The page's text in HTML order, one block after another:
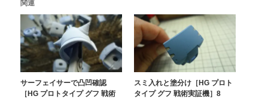
関連
サーフェイサーで凸凹確認
［HG プロトタイプ グフ 戦術
スミ入れと塗分け［HG プロト
タイプ グフ 戦術実証機］8